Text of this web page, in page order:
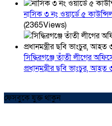
নাসিক ৩ নং ওয়ার্ডে ৫
(2365Views)
সিদ্ধিরগঞ্জে তাঁতী লীগের
প্রধানমন্ত্রীর ছবি ভাংচুর, আহত
ফেসবুকে যুক্ত থাকুন